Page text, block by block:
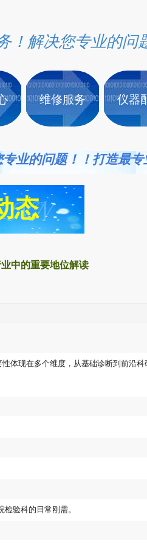
！解决您专业的问
维修服务 仪器
业的问题！！打造最专
态
中的重要地位解读
体现在多个维度，从基础诊断到前沿科
验科的日常刚需。